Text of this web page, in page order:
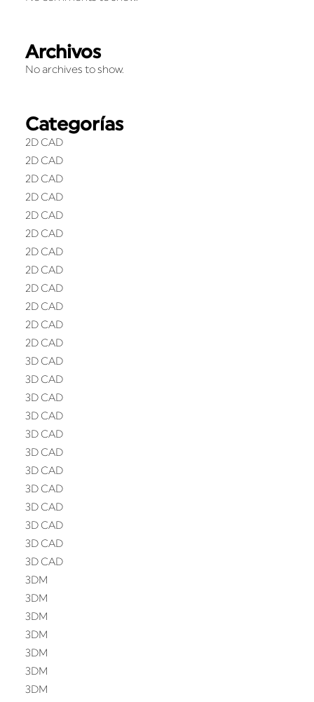
Archivos
No archives to show.
Categorías
2D CAD
2D CAD
2D CAD
2D CAD
2D CAD
2D CAD
2D CAD
2D CAD
2D CAD
2D CAD
2D CAD
2D CAD
3D CAD
3D CAD
3D CAD
3D CAD
3D CAD
3D CAD
3D CAD
3D CAD
3D CAD
3D CAD
3D CAD
3D CAD
3DM
3DM
3DM
3DM
3DM
3DM
3DM